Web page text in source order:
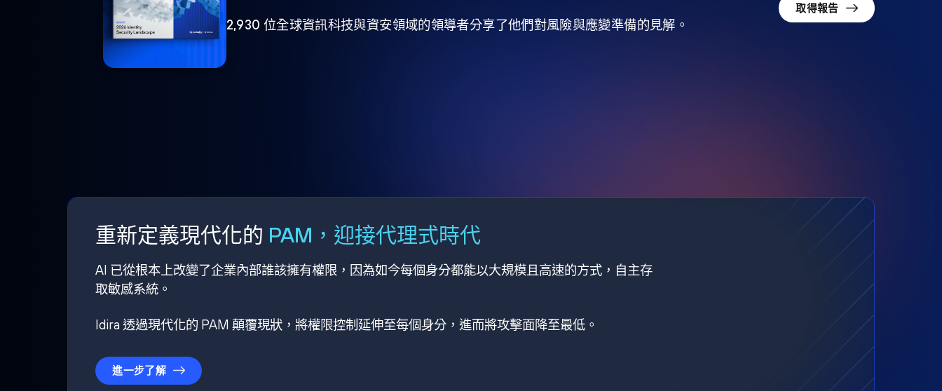
2,930 位全球資訊科技與資安領域的領導者分享了他們對風險與應變準備的見解。
取得報告
重新定義現代化的 PAM，迎接代理式時代
AI 已從根本上改變了企業內部誰該擁有權限，因為如今每個身分都能以大規模且高速的方式，自主存
取敏感系統。
Idira 透過現代化的 PAM 顛覆現狀，將權限控制延伸至每個身分，進而將攻擊面降至最低。
進一步了解